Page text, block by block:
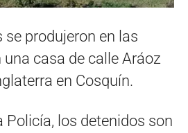
se produjeron en las
casa de calle Aráoz
en Cosquín.
Policía, los detenidos son